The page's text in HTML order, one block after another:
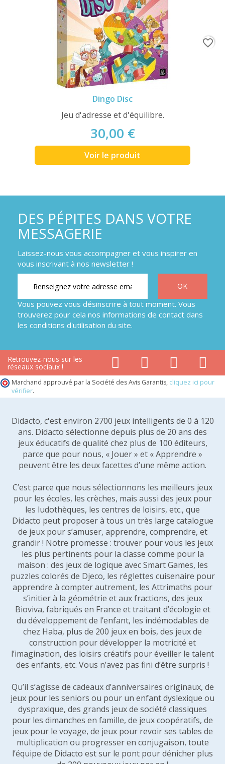
Dingo Disc
Jeu d'adresse et d'équilibre.
30,00 €
Voir le produit
favorite_border
DES PÉPITES DANS VOTRE
MESSAGERIE
Laissez-nous vous accompagner et vous inspirer en
vous inscrivant à nos newsletter !
Vous pouvez vous désinscrire à tout moment. Vous
trouverez pour cela nos informations de contact dans
les conditions d'utilisation du site.
Retrouvez-nous sur les
réseaux sociaux !
Marchand approuvé par la Société des Avis Garantis, cliquez ici pour
vérifier.
Didacto, c'est environ 2700 jeux intelligents de 0 à 120
ans. Didacto sélectionne depuis plus de 20 ans des
jeux éducatifs de qualité chez plus de 100 éditeurs,
parce que pour nous, « Jouer » et « Apprendre »
peuvent être les deux facettes d’une même action.
C’est parce que nous sélectionnons les meilleurs jeux
pour les écoles, les crèches, mais aussi des jeux pour
les ludothèques, les centres de loisirs, etc., que
Didacto peut proposer à tous un très large catalogue
de jeux pour s’amuser, apprendre, comprendre, et
grandir ! Notre promesse : trouver pour vous les jeux
les plus pertinents pour la classe comme pour la
maison : des jeux de logique avec Smart Games, les
puzzles colorés de Djeco, les réglettes cuisenaire pour
apprendre à compter autrement, les Attrimaths pour
s’initier à la géométrie et aux fractions, des jeux
Bioviva, fabriqués en France et traitant d’écologie et
du développement de l’enfant, les indémodables de
chez Haba, plus de 200 jeux en bois, des jeux de
construction pour développer la motricité et
l’imagination, des loisirs créatifs pour éveiller le talent
des enfants, etc. Vous n’avez pas fini d’être surpris !
Qu’il s’agisse de cadeaux d’anniversaires originaux, de
jeux pour les seniors ou pour un enfant dyslexique ou
dyspraxique, des grands jeux de société classiques
pour les dimanches en famille, de jeux coopératifs, de
jeux pour le voyage, de jeux pour revoir ses tables de
multiplication ou progresser en conjugaison, toute
l’équipe de Didacto est sur le pont pour dénicher plus